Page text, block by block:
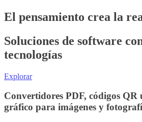
El pensamiento crea la
Soluciones de software
tecnologías
Explorar
Convertidores PDF, códigos QR
gráfico para imágenes y